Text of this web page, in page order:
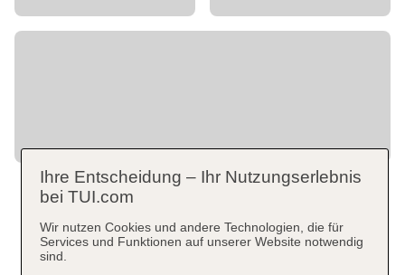
Ihre Entscheidung – Ihr Nutzungserlebnis
bei TUI.com
Wir nutzen Cookies und andere Technologien, die für
Services und Funktionen auf unserer Website notwendig
sind.